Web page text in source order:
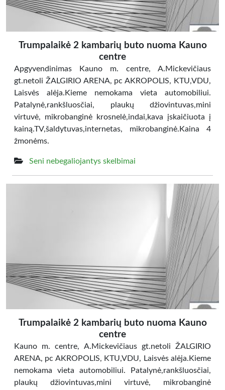
Trumpalaikė 2 kambarių buto nuoma Kauno
centre
Apgyvendinimas Kauno m. centre, A.Mickevičiaus
gt.netoli ŽALGIRIO ARENA, pc AKROPOLIS, KTU,VDU,
Laisvės alėja.Kieme nemokama vieta automobiliui.
Patalynė,rankšluosčiai, plaukų džiovintuvas,mini
virtuvė, mikrobanginė krosnelė,indai,kava įskaičiuota į
kainą.TV,šaldytuvas,internetas, mikrobanginė.Kaina 4
žmonėms.
Seni nebegaliojantys skelbimai
Trumpalaikė 2 kambarių buto nuoma Kauno
centre
Kauno m. centre, A.Mickevičiaus gt.netoli ŽALGIRIO
ARENA, pc AKROPOLIS, KTU,VDU, Laisvės alėja.Kieme
nemokama vieta automobiliui. Patalynė,rankšluosčiai,
plaukų džiovintuvas,mini virtuvė, mikrobanginė